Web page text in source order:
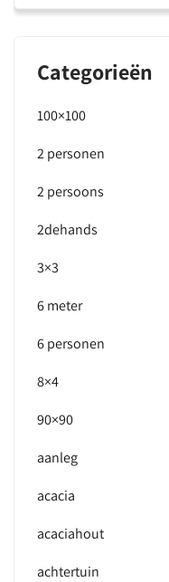
Categorieën
100×100
2 personen
2 persoons
2dehands
3×3
6 meter
6 personen
8×4
90×90
aanleg
acacia
acaciahout
achtertuin